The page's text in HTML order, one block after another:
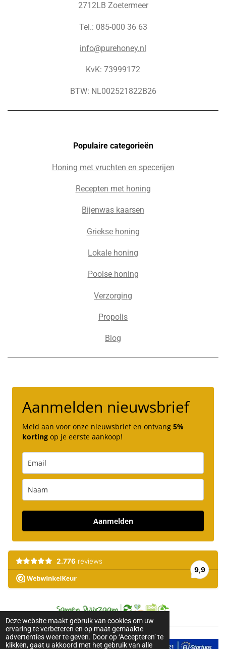
Deze website maakt gebruik van cookies om uw
ervaring te verbeteren en op maat gemaakte
advertenties weer te geven. Door op ‘Accepteren’ te
klikken, gaat u akkoord met het gebruik van alle
2712LB Zoetermeer
Tel.: 085-000 36 63
info@purehoney.nl
KvK: 73999172
BTW: NL002521822B26
Populaire categorieën
Honing met vruchten en specerijen
Recepten met honing
Bijenwas kaarsen
Griekse honing
Lokale honing
Poolse honing
Verzorging
Propolis
Blog
Aanmelden nieuwsbrief
Meld aan voor onze nieuwsbrief en ontvang 5%
korting op je eerste aankoop!
Aanmelden